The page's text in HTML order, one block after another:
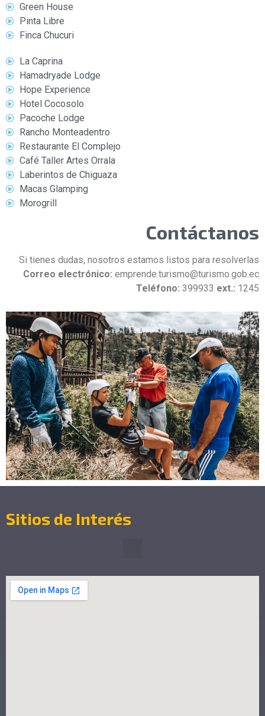
Green House
Pinta Libre
Finca Chucuri
La Caprina
Hamadryade Lodge
Hope Experience
Hotel Cocosolo
Pacoche Lodge
Rancho Monteadentro
Restaurante El Complejo
Café Taller Artes Orrala
Laberintos de Chiguaza
Macas Glamping
Morogrill
Contáctanos
Si tienes dudas, nosotros estamos listos para resolverlas
Correo electrónico: emprende.turismo@turismo.gob.ec
Teléfono: 399933 ext.: 1245
Sitios de Interés